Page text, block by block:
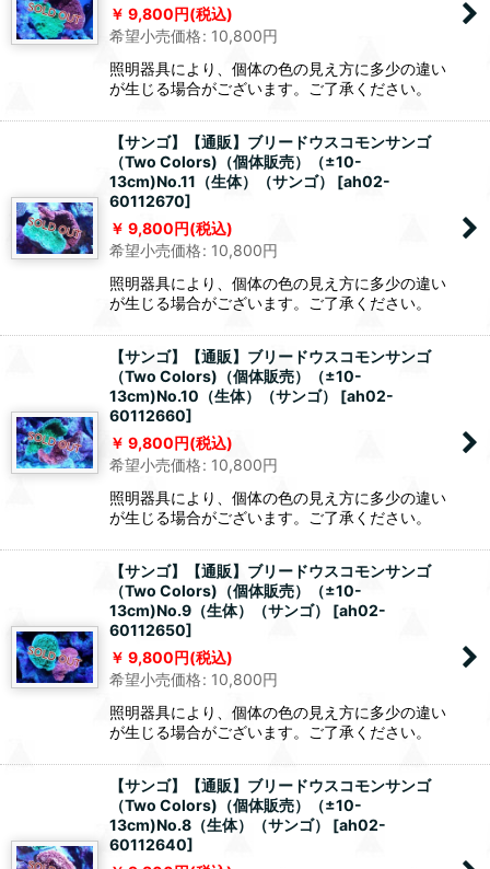
9,800円(税込)
希望小売価格: 10,800円
照明器具により、個体の色の見え方に多少の違い
が生じる場合がございます。ご了承ください。
【サンゴ】【通販】ブリードウスコモンサンゴ
（Two Colors)（個体販売）（±10-
13cm)No.11（生体）（サンゴ）
[ah02-
60112670]
9,800円(税込)
希望小売価格: 10,800円
照明器具により、個体の色の見え方に多少の違い
が生じる場合がございます。ご了承ください。
【サンゴ】【通販】ブリードウスコモンサンゴ
（Two Colors)（個体販売）（±10-
13cm)No.10（生体）（サンゴ）
[ah02-
60112660]
9,800円(税込)
希望小売価格: 10,800円
照明器具により、個体の色の見え方に多少の違い
が生じる場合がございます。ご了承ください。
【サンゴ】【通販】ブリードウスコモンサンゴ
（Two Colors)（個体販売）（±10-
13cm)No.9（生体）（サンゴ）
[ah02-
60112650]
9,800円(税込)
希望小売価格: 10,800円
照明器具により、個体の色の見え方に多少の違い
が生じる場合がございます。ご了承ください。
【サンゴ】【通販】ブリードウスコモンサンゴ
（Two Colors)（個体販売）（±10-
13cm)No.8（生体）（サンゴ）
[ah02-
60112640]